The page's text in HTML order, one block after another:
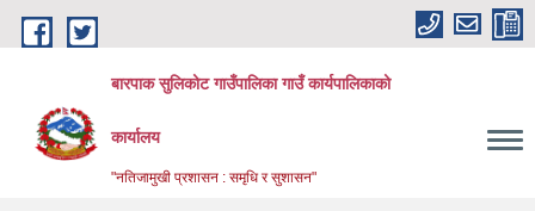
Skip to main content
बारपाक सुलिकोट गाउँपालिका गाउँ कार्यपालिकाको
कार्यालय
"नतिजामुखी प्रशासन : समृधि र सुशासन"